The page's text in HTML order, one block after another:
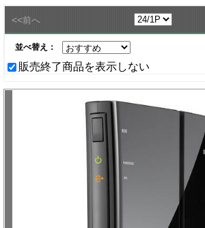
<<前へ
並べ替え：
販売終了商品を表示しない